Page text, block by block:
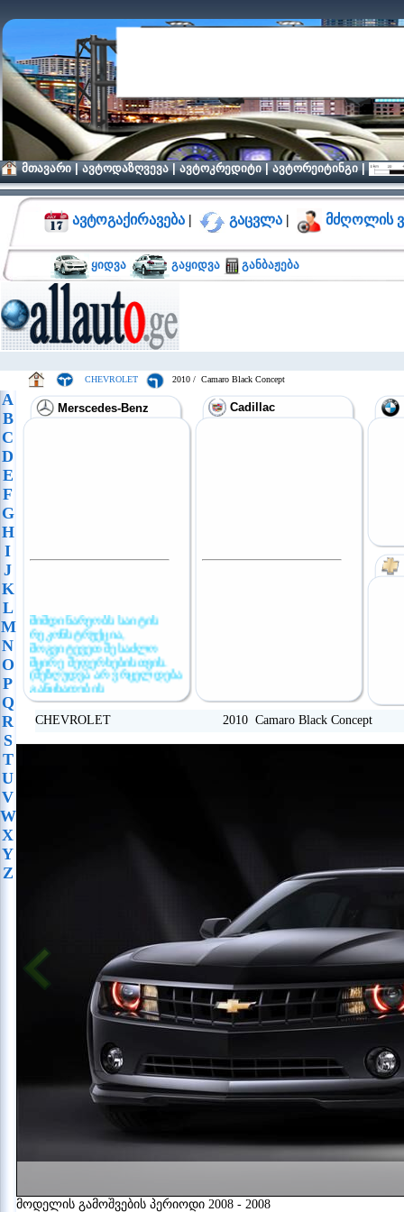
მთავარი|ავტოდაზღვევა|ავტოკრედიტი|ავტორეიტინგი|
ავტოგაქირავება | გაცვლა | მძღოლის
ყიდვა გაყიდვა განბაჟება
CHEVROLET 2010 / Camaro Black Concept
A
B
C
D
E
F
G
H
I
J
K
L
M
N
O
P
Q
R
S
T
U
V
W
X
Y
Z
Merscedes-Benz
მიმდინარეობს საიტის
რეკონსტრუქცია,
მოგვიტევეთ შესაძლო
მცირე შეფერხებისთვის.
(შეზღუდვა არ ვრცელდება
განცხადების
განთავსებაზე)
Cadillac
CHEVROLET 2010 Camaro Black Concept
მოდელის გამოშვების პერიოდი 2008 - 2008